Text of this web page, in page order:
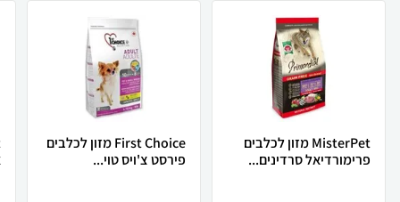
MisterPet מזון לכלבים
פרימורדיאל סרדינים...
First Choice מזון לכלבים
פירסט צ'ויס טוי...